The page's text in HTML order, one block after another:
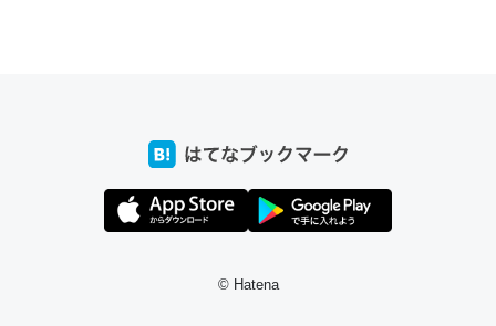
私も3年前ぐらいに祖母の家に設置した。ポケットWifiみ
たいなのでネット環境作ったけどAlexaしか使わないので
https://toyoshi.hatenablog.com/entry/2019/05/15/1805
© Hatena